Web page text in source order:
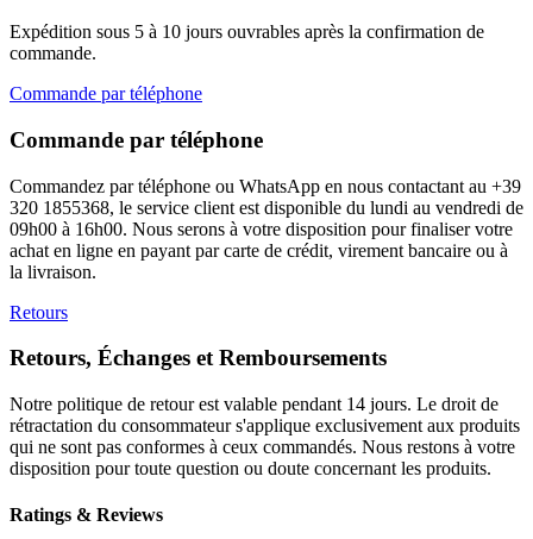
Expédition sous 5 à 10 jours ouvrables après la confirmation de
commande.
Commande par téléphone
Commande par téléphone
Commandez par téléphone ou WhatsApp en nous contactant au +39
320 1855368, le service client est disponible du lundi au vendredi de
09h00 à 16h00. Nous serons à votre disposition pour finaliser votre
achat en ligne en payant par carte de crédit, virement bancaire ou à
la livraison.
Retours
Retours, Échanges et Remboursements
Notre politique de retour est valable pendant 14 jours. Le droit de
rétractation du consommateur s'applique exclusivement aux produits
qui ne sont pas conformes à ceux commandés. Nous restons à votre
disposition pour toute question ou doute concernant les produits.
Ratings & Reviews